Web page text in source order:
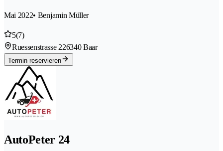
Mai 2022• Benjamin Müller
5(7)
Ruessenstrasse 226340 Baar
Termin reservieren
AutoPeter 24